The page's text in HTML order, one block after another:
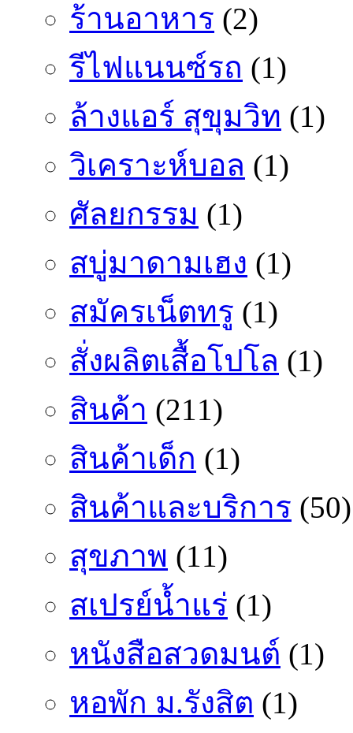
ร้านอาหาร (2)
รีไฟแนนซ์รถ (1)
ล้างแอร์ สุขุมวิท (1)
วิเคราะห์บอล (1)
ศัลยกรรม (1)
สบู่มาดามเฮง (1)
สมัครเน็ตทรู (1)
สั่งผลิตเสื้อโปโล (1)
สินค้า (211)
สินค้าเด็ก (1)
สินค้าและบริการ (50)
สุขภาพ (11)
สเปรย์น้ำแร่ (1)
หนังสือสวดมนต์ (1)
หอพัก ม.รังสิต (1)